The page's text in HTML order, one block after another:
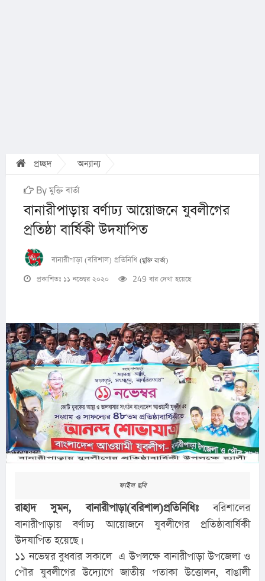
প্রচ্ছদ অন্যান্য
By মুক্তি বার্তা
বানারীপাড়ায় বর্ণাঢ্য আয়োজনে যুবলীগের
প্রতিষ্ঠা বার্ষিকী উদযাপিত
বানারীপাড়া (বরিশাল) প্রতিনিধি (মুক্তি বার্তা)
প্রকাশিতঃ ১১ নভেম্বর ২০২০ 249 বার দেখা হয়েছে
ফাইল ছবি
রাহাদ সুমন, বানারীপাড়া(বরিশাল)প্রতিনিধিঃবরিশালের
বানারীপাড়ায় বর্ণাঢ্য আয়োজনে যুবলীগের প্রতিষ্ঠাবার্ষিকী
উদযাপিত হয়েছে।
১১ নভেম্বর বুধবার সকালে এ উপলক্ষে বানারীপাড়া উপজেলা ও
পৌর যুবলীগের উদ্যোগে জাতীয় পতাকা উত্তোলন, বাঙালী